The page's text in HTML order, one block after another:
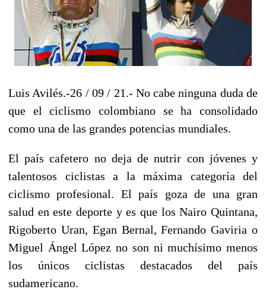
Luis Avilés.-26 / 09 / 21.- No cabe ninguna duda de
que el ciclismo colombiano se ha consolidado
como una de las grandes potencias mundiales.
El país cafetero no deja de nutrir con jóvenes y
talentosos ciclistas a la máxima categoría del
ciclismo profesional. El país goza de una gran
salud en este deporte y es que los Nairo Quintana,
Rigoberto Uran, Egan Bernal, Fernando Gaviria o
Miguel Ángel López no son ni muchísimo menos
los únicos ciclistas destacados del país
sudamericano.